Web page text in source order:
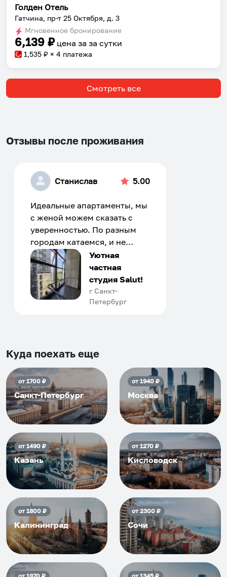
Голден Отель
Гатчина, пр-т 25 Октября, д. 3
Мгновенное бронирование
6,139 ₽ цена за за сутки
1,535 ₽ × 4 платежа
Смотреть все
Отзывы после проживания
Станислав 5.00
Идеальные апартаменты, мы
с женой можем сказать с
уверенностью. По разным
городам катаемся, и не
только в России. Сервис на
отличном уровне. Хозяин
апартаментов доброй души
человек, всегда можно
договориться, подскажет
приезжать еще...
Уютная
частная
студия Salut!
г Санкт-
Петербург
Куда поехать еще
от1700₽
Санкт-Петербург
от1940₽
Москва
от1490₽
Казань
от1270₽
Кисловодск
от1800₽
Калининград
от2300₽
Сочи